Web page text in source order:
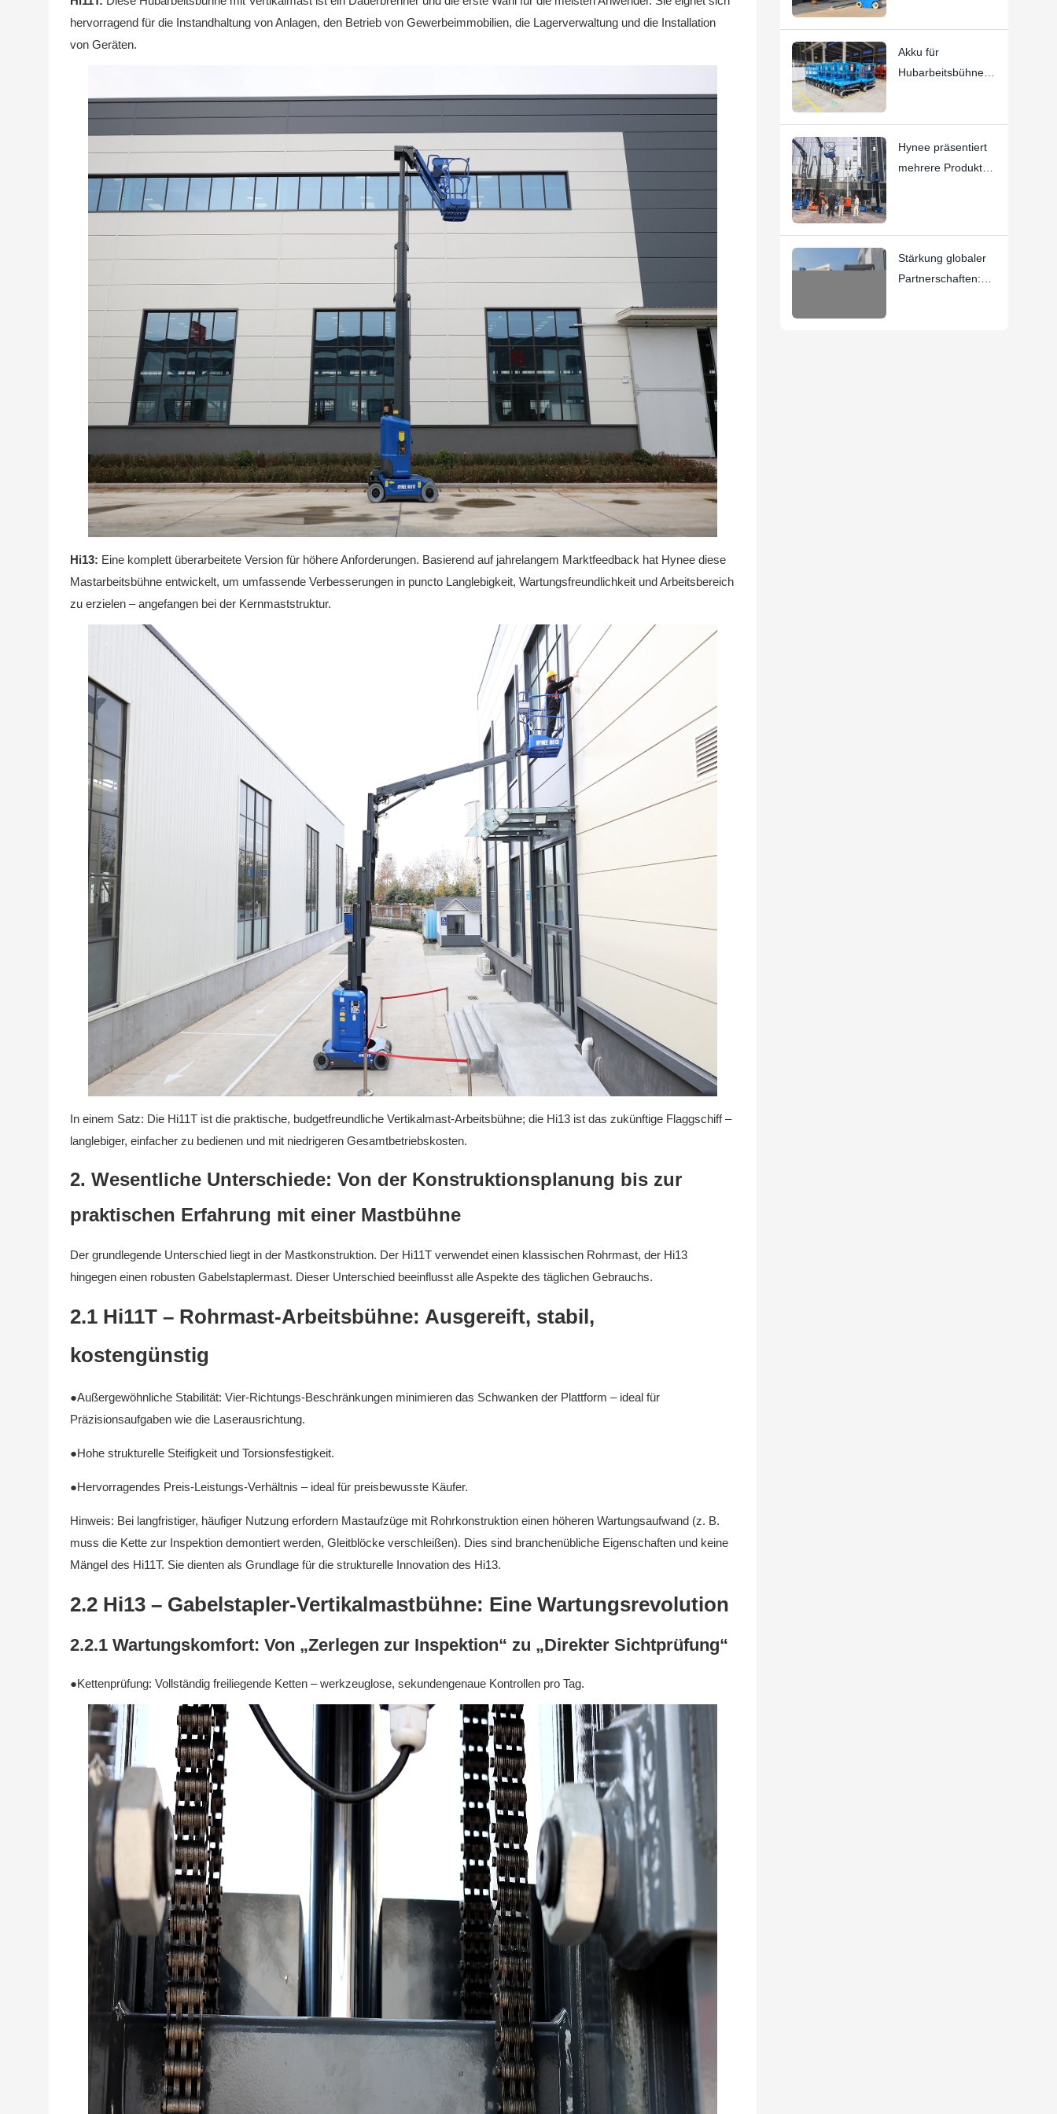
hervorragend für die Instandhaltung von Anlagen, den Betrieb von Gewerbeimmobilien, die Lagerverwaltung und die Installation
von Geräten.
Hi13: Eine komplett überarbeitete Version für höhere Anforderungen. Basierend auf jahrelangem Marktfeedback hat Hynee diese
Mastarbeitsbühne entwickelt, um umfassende Verbesserungen in puncto Langlebigkeit, Wartungsfreundlichkeit und Arbeitsbereich
zu erzielen – angefangen bei der Kernmaststruktur.
In einem Satz: Die Hi11T ist die praktische, budgetfreundliche Vertikalmast-Arbeitsbühne; die Hi13 ist das zukünftige Flaggschiff –
langlebiger, einfacher zu bedienen und mit niedrigeren Gesamtbetriebskosten.
2. Wesentliche Unterschiede: Von der Konstruktionsplanung bis zur
praktischen Erfahrung mit einer Mastbühne
Der grundlegende Unterschied liegt in der Mastkonstruktion. Der Hi11T verwendet einen klassischen Rohrmast, der Hi13
hingegen einen robusten Gabelstaplermast. Dieser Unterschied beeinflusst alle Aspekte des täglichen Gebrauchs.
2.1 Hi11T – Rohrmast-Arbeitsbühne: Ausgereift, stabil,
kostengünstig
●Außergewöhnliche Stabilität: Vier-Richtungs-Beschränkungen minimieren das Schwanken der Plattform – ideal für
Präzisionsaufgaben wie die Laserausrichtung.
●Hohe strukturelle Steifigkeit und Torsionsfestigkeit.
●Hervorragendes Preis-Leistungs-Verhältnis – ideal für preisbewusste Käufer.
Hinweis: Bei langfristiger, häufiger Nutzung erfordern Mastaufzüge mit Rohrkonstruktion einen höheren Wartungsaufwand (z. B.
muss die Kette zur Inspektion demontiert werden, Gleitblöcke verschleißen). Dies sind branchenübliche Eigenschaften und keine
Mängel des Hi11T. Sie dienten als Grundlage für die strukturelle Innovation des Hi13.
2.2 Hi13 – Gabelstapler-Vertikalmastbühne: Eine Wartungsrevolution
2.2.1 Wartungskomfort: Von „Zerlegen zur Inspektion“ zu „Direkter Sichtprüfung“
●Kettenprüfung: Vollständig freiliegende Ketten – werkzeuglose, sekundengenaue Kontrollen pro Tag.
Akku für
Hubarbeitsbühnen
Hynee präsentiert
mehrere Produkte
Stärkung globaler
Partnerschaften: